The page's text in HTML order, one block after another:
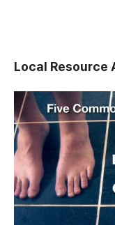
Local Resource